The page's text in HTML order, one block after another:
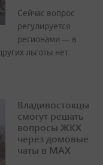
Сейчас вопрос
регулируется
регионами — в
льготы нет
Владивостокцы
смогут решать
вопросы ЖКХ
через домовые
чаты в МАХ